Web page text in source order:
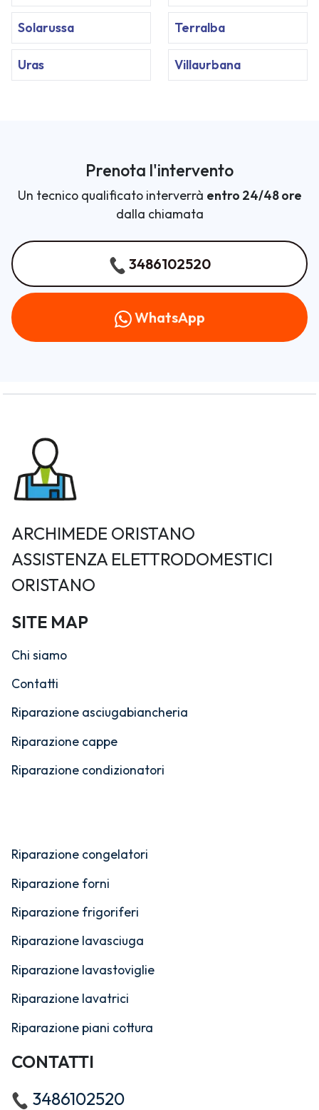
Solarussa Terralba
Uras Villaurbana
Prenota l'intervento
Un tecnico qualificato interverrà entro 24/48 ore
dalla chiamata
3486102520
WhatsApp
ARCHIMEDE ORISTANO
ASSISTENZA ELETTRODOMESTICI
ORISTANO
SITE MAP
Chi siamo
Contatti
Riparazione asciugabiancheria
Riparazione cappe
Riparazione condizionatori
Riparazione congelatori
Riparazione forni
Riparazione frigoriferi
Riparazione lavasciuga
Riparazione lavastoviglie
Riparazione lavatrici
Riparazione piani cottura
CONTATTI
3486102520